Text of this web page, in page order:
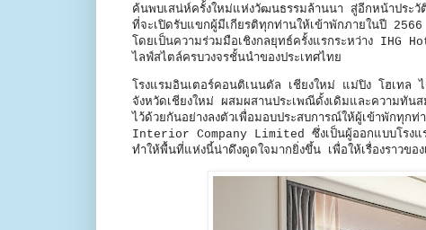
ค้นพบเสน่ห์ครั้งใหม่แห่งวัฒนธรรมล้านนา สู่อีกหน้าประ
ที่จะเปิดรับแขกผู้มีเกียรติทุกท่านให้เข้าพักภายในปี 2566
โดยเป็นความร่วมมือเชิงกลยุทธ์ครั้งแรกระหว่าง
ไลฟ์สไตล์ครบวงจรชั้นนำของประเทศไทย
โรงแรมอินเตอร์คอนติเนนตัล เชียงใหม่ แม่ปิง โฮเทล
จังหวัดเชียงใหม่ ผสมผสานประเพณีดั้งเดิมและความทันส
ไว้ด้วยกันอย่างลงตัวเพื่อมอบประสบการณ์ให้ผู้เข้าพักทุ
Interior Company Limited ซึ่งเป็นผู้ออกแบบโรงแร
ทำให้พื้นที่แห่งนี้น่าดึงดูดใจมากยิ่งขึ้น เพื่อให้เรื่องราวขอ